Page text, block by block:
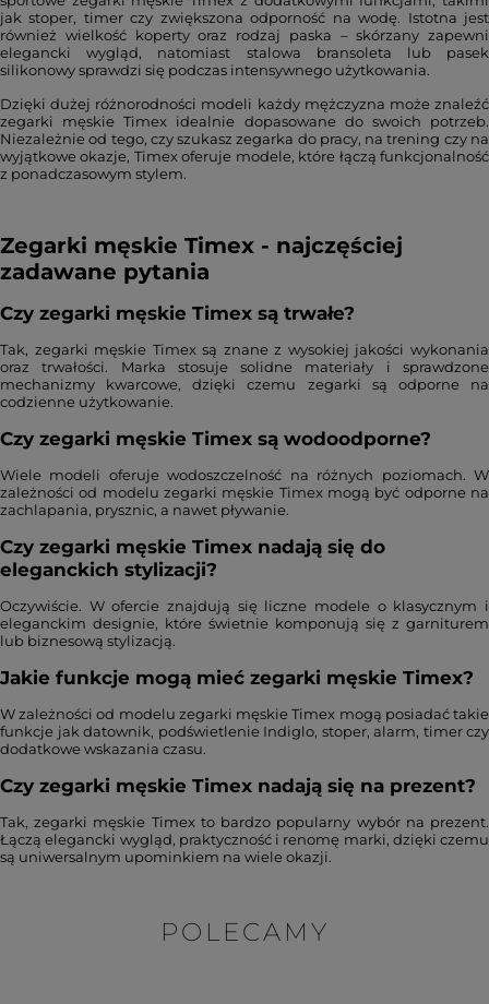
jak stoper, timer czy zwiększona odporność na wodę. Istotna jest
również wielkość koperty oraz rodzaj paska – skórzany zapewni
elegancki wygląd, natomiast stalowa bransoleta lub pasek
silikonowy sprawdzi się podczas intensywnego użytkowania.
Dzięki dużej różnorodności modeli każdy mężczyzna może znaleźć
zegarki męskie Timex idealnie dopasowane do swoich potrzeb.
Niezależnie od tego, czy szukasz zegarka do pracy, na trening czy na
wyjątkowe okazje, Timex oferuje modele, które łączą funkcjonalność
z ponadczasowym stylem.
Zegarki męskie Timex - najczęściej
zadawane pytania
Czy zegarki męskie Timex są trwałe?
Tak, zegarki męskie Timex są znane z wysokiej jakości wykonania
oraz trwałości. Marka stosuje solidne materiały i sprawdzone
mechanizmy kwarcowe, dzięki czemu zegarki są odporne na
codzienne użytkowanie.
Czy zegarki męskie Timex są wodoodporne?
Wiele modeli oferuje wodoszczelność na różnych poziomach. W
zależności od modelu zegarki męskie Timex mogą być odporne na
zachlapania, prysznic, a nawet pływanie.
Czy zegarki męskie Timex nadają się do
eleganckich stylizacji?
Oczywiście. W ofercie znajdują się liczne modele o klasycznym i
eleganckim designie, które świetnie komponują się z garniturem
lub biznesową stylizacją.
Jakie funkcje mogą mieć zegarki męskie Timex?
W zależności od modelu zegarki męskie Timex mogą posiadać takie
funkcje jak datownik, podświetlenie Indiglo, stoper, alarm, timer czy
dodatkowe wskazania czasu.
Czy zegarki męskie Timex nadają się na prezent?
Tak, zegarki męskie Timex to bardzo popularny wybór na prezent.
Łączą elegancki wygląd, praktyczność i renomę marki, dzięki czemu
są uniwersalnym upominkiem na wiele okazji.
POLECAMY